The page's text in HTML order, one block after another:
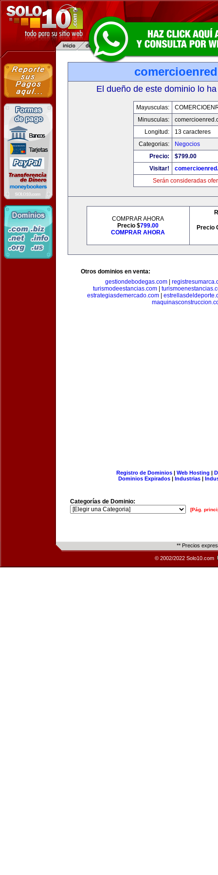
El dueño de este dominio lo
Mayusculas:
Minusculas:
Longitud:
13 caracteres
Categorias:
Negocios
Precio:
$799.00
Visitar!
Serán consideradas
COMPRAR AHORA
Precio $799.00
COMPRAR AHORA
Precio
Otros dominios en venta:
gestiondebodegas.com|
turismodeestancias.com
estrategiasdemercado.com|
Registro de Dominios| Web Hosting |
Dominios Expirados | Industrias |
Categorías de Dominio:
[Pág.
** Precios
© 2002/2022 Solo10.com